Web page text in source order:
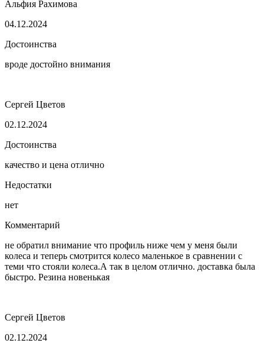
Альфия Рахимова
04.12.2024
Достоинства
вроде достойно внимания
Сергей Цветов
02.12.2024
Достоинства
качество и цена отлично
Недостатки
нет
Комментарий
не обратил внимание что профиль ниже чем у меня были
колеса и теперь смотрится колесо маленькое в сравнении с
теми что стояли колеса.А так в целом отлично. доставка была
быстро. Резина новенькая
Сергей Цветов
02.12.2024